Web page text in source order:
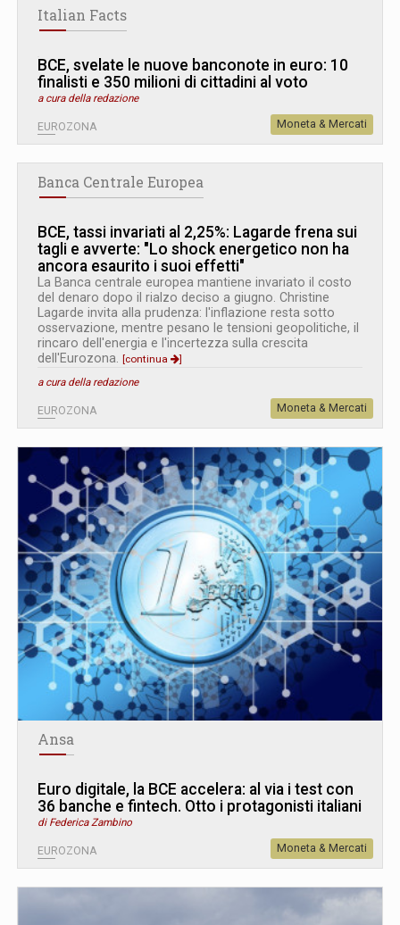
Italian Facts
BCE, svelate le nuove banconote in euro: 10
finalisti e 350 milioni di cittadini al voto
a cura della redazione
EUROZONA Moneta & Mercati
Banca Centrale Europea
BCE, tassi invariati al 2,25%: Lagarde frena sui
tagli e avverte: "Lo shock energetico non ha
ancora esaurito i suoi effetti"
La Banca centrale europea mantiene invariato il costo
del denaro dopo il rialzo deciso a giugno. Christine
Lagarde invita alla prudenza: l'inflazione resta sotto
osservazione, mentre pesano le tensioni geopolitiche, il
rincaro dell'energia e l'incertezza sulla crescita
dell'Eurozona. [continua
]
a cura della redazione
EUROZONA Moneta & Mercati
Ansa
Euro digitale, la BCE accelera: al via i test con
36 banche e fintech. Otto i protagonisti italiani
di Federica Zambino
EUROZONA Moneta & Mercati